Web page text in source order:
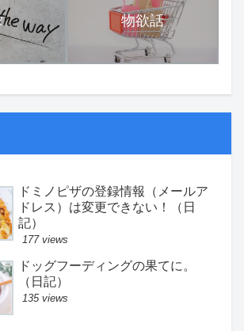
物欲話
ドミノピザの登録情報（メールア
ドレス）は変更できない！（日
記）
177 views
ドッグフーディングの果てに。
（日記）
135 views